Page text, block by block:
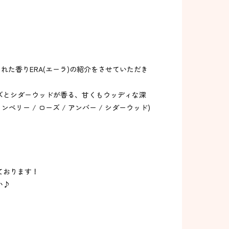
た香りERA(エーラ)の紹介をさせていただき
シダーウッドが香る、甘くもウッディな深
ベリー / ローズ / アンバー / シダーウッド)
ります！
♪